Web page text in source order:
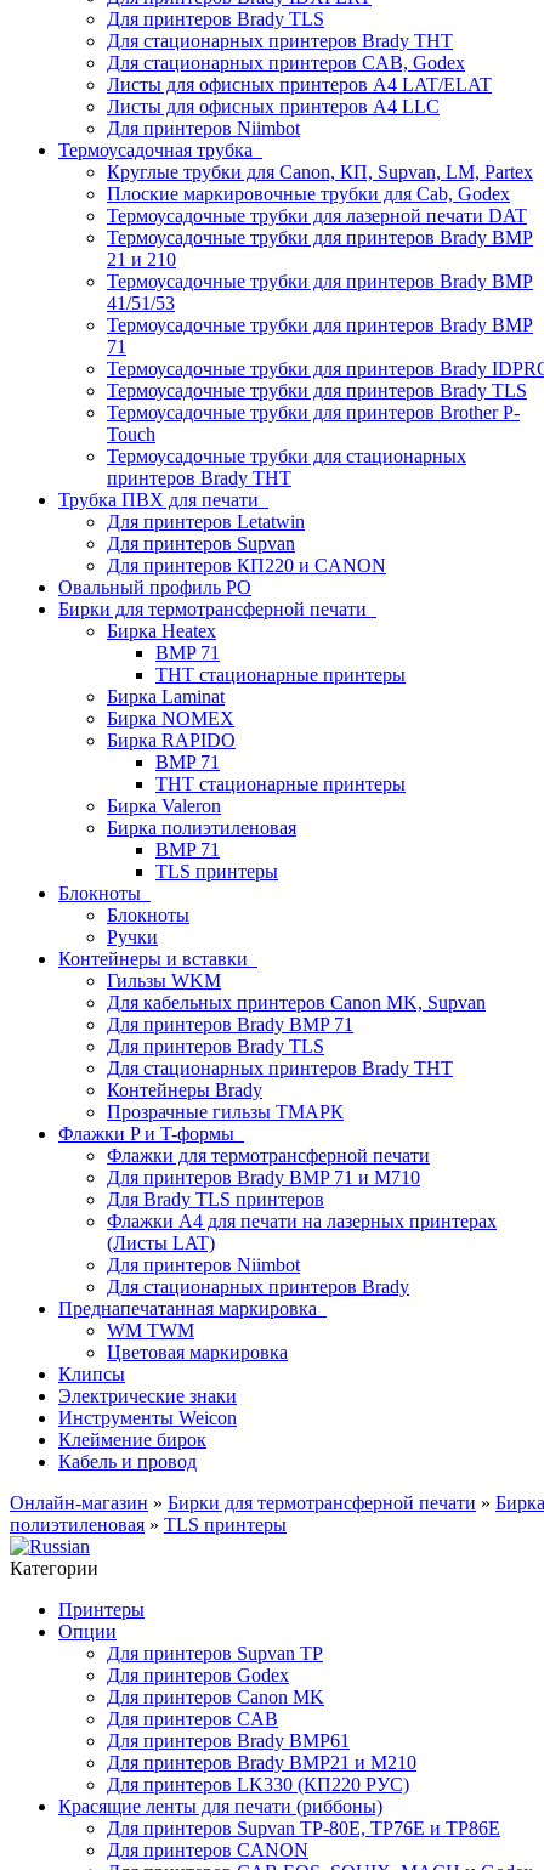
Для принтеров Brady TLS
Для стационарных принтеров Brady THT
Для стационарных принтеров CAB, Godex
Листы для офисных принтеров А4 LAT/ELAT
Листы для офисных принтеров А4 LLC
Для принтеров Niimbot
Термоусадочная трубка
Круглые трубки для Canon, КП, Supvan, LM, Partex
Плоские маркировочные трубки для Cab, Godex
Термоусадочные трубки для лазерной печати DAT
Термоусадочные трубки для принтеров Brady BMP
21 и 210
Термоусадочные трубки для принтеров Brady BMP
41/51/53
Термоусадочные трубки для принтеров Brady BMP
71
Термоусадочные трубки для принтеров Brady
Термоусадочные трубки для принтеров Brady TLS
Термоусадочные трубки для принтеров Brother P-
Touch
Термоусадочные трубки для стационарных
принтеров Brady THT
Трубка ПВХ для печати
Для принтеров Letatwin
Для принтеров Supvan
Для принтеров КП220 и CANON
Овальный профиль PO
Бирки для термотрансферной печати
Бирка Heatex
BMP 71
THT стационарные принтеры
Бирка Laminat
Бирка NOMEX
Бирка RAPIDO
BMP 71
THT стационарные принтеры
Бирка Valeron
Бирка полиэтиленовая
BMP 71
TLS принтеры
Блокноты
Блокноты
Ручки
Контейнеры и вставки
Гильзы WKM
Для кабельных принтеров Canon MK, Supvan
Для принтеров Brady BMP 71
Для принтеров Brady TLS
Для стационарных принтеров Brady THT
Контейнеры Brady
Прозрачные гильзы ТМАРК
Флажки P и T-формы
Флажки для термотрансферной печати
Для принтеров Brady BMP 71 и M710
Для Brady TLS принтеров
Флажки A4 для печати на лазерных принтерах
(Листы LAT)
Для принтеров Niimbot
Для стационарных принтеров Brady
Преднапечатанная маркировка
WM TWM
Цветовая маркировка
Клипсы
Электрические знаки
Инструменты Weicon
Клеймение бирок
Кабель и провод
Онлайн-магазин » Бирки для термотрансферной печати » Бирка
полиэтиленовая » TLS принтеры
Категории
Принтеры
Опции
Для принтеров Supvan TP
Для принтеров Godex
Для принтеров Canon MK
Для принтеров CAB
Для принтеров Brady BMP61
Для принтеров Brady BMP21 и M210
Для принтеров LK330 (КП220 РУС)
Красящие ленты для печати (риббоны)
Для принтеров Supvan TP-80E, TP76E и TP86E
Для принтеров CANON